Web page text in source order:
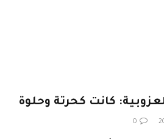
كانت كحرتة وحلوة
0